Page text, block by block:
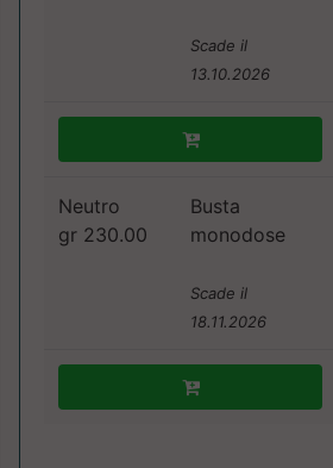
Scade il
13.10.2026
Neutro
gr 230.00
Busta
monodose
Scade il
18.11.2026